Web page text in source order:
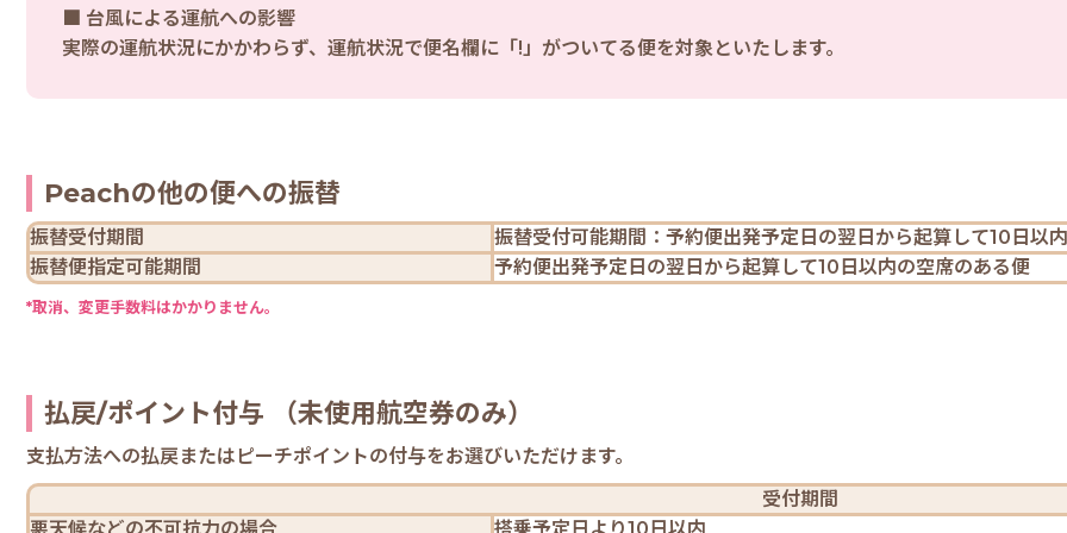
■ 台風による運航への影響
実際の運航状況にかかわらず、運航状況で便名欄に「!」がついてる便を対象といたします。
Peachの他の便への振替
振替受付期間
振替受付可能期間：予約便出発予定日の翌日から起算して10日以内
振替便指定可能期間 予約便出発予定日の翌日から起算して10日以内の空席のある便
*取消、変更手数料はかかりません。
払戻/ポイント付与 （未使用航空券のみ）
支払方法への払戻またはピーチポイントの付与をお選びいただけます。
受付期間